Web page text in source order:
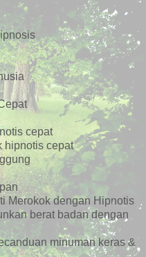
cepat
hipnotis cepat
Merokok dengan Hipnotis
berat badan dengan
minuman keras &